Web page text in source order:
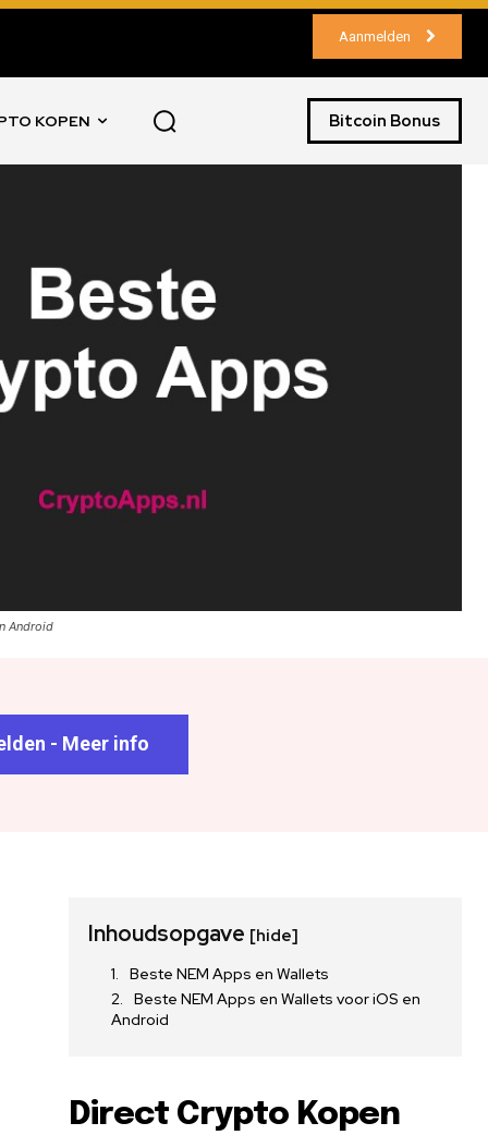
Aanmelden
KOPEN Bitcoin Bonus
Android
- Meer info
Inhoudsopgave [hide]
Beste NEM Apps en Wallets
Beste NEM Apps en Wallets voor iOS en
Android
Direct Crypto Kopen